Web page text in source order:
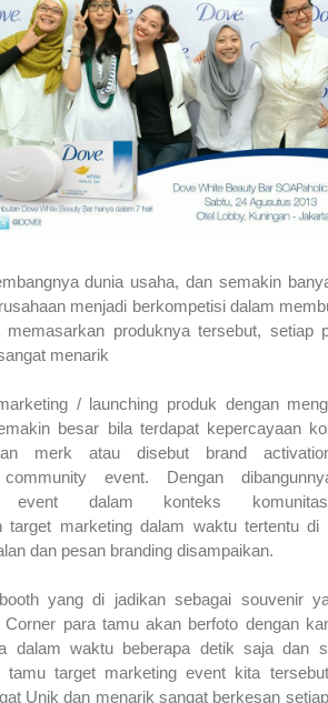
dunia usaha, dan semakin
menjadi berkompetisi dalam
produknya tersebut, setiap
menarik
/ launching produk dengan
besar bila terdapat kepercayaan
merk atau disebut brand
community event. Dengan
event dalam konteks
target marketing dalam waktu tertentu
dan pesan branding disampaikan.
yang di jadikan sebagai souvenir
para tamu akan berfoto dengan
dalam waktu beberapa detik saja dan
tamu target marketing event kita
Unik dan menarik sangat berkesan